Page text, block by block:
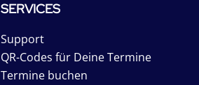
SERVICES
Support
QR-Codes für Deine Termine
Termine buchen